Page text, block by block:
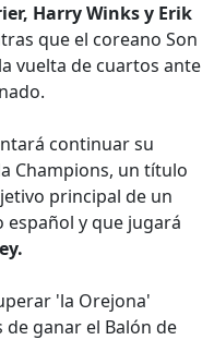
Harry Winks y Erik
que el coreano Son
vuelta de cuartos ante
continuar su
Champions, un título
principal de un
español y que jugará
'la Orejona'
ganar el Balón de